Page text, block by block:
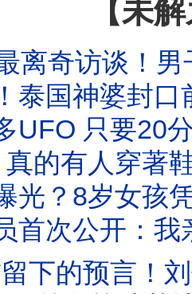
【未
谈！男子现场让金星人
前的最后警告！2026年外星人
只要20分钟就能
走在地球上吗？和恐龙并肩同行
女孩凭记忆画出祂，16
我亲手驾驶过UFO！4座地球
！刘伯温碑记、姜子牙封